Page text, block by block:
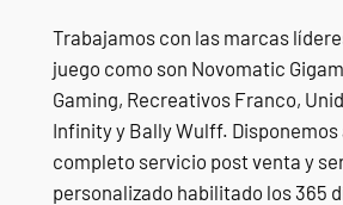
Trabajamos con las marcas
juego como son Novomatic
Gaming, Recreativos Franco,
Infinity y Bally Wulff. Disponemos
completo servicio post venta y
personalizado habilitado los 365